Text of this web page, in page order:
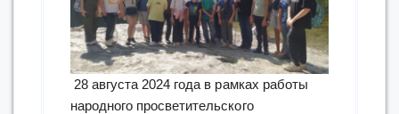
28 августа 2024 года в рамках работы
народного просветительского